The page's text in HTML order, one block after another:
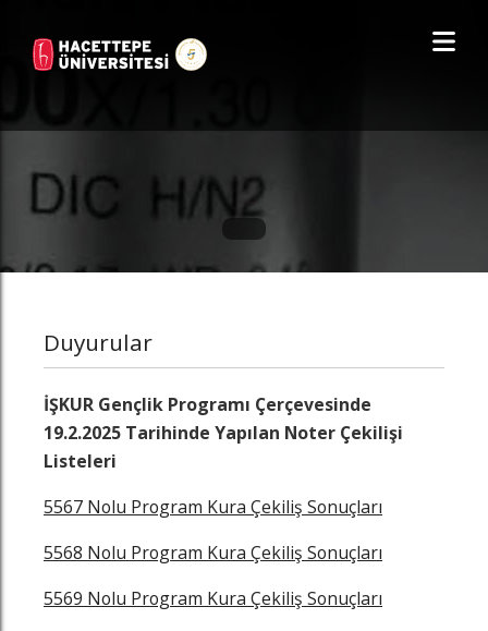
Duyurular
İŞKUR Gençlik Programı Çerçevesinde
19.2.2025 Tarihinde Yapılan Noter Çekilişi
Listeleri
5567 Nolu Program Kura Çekiliş Sonuçları
5568 Nolu Program Kura Çekiliş Sonuçları
5569 Nolu Program Kura Çekiliş Sonuçları